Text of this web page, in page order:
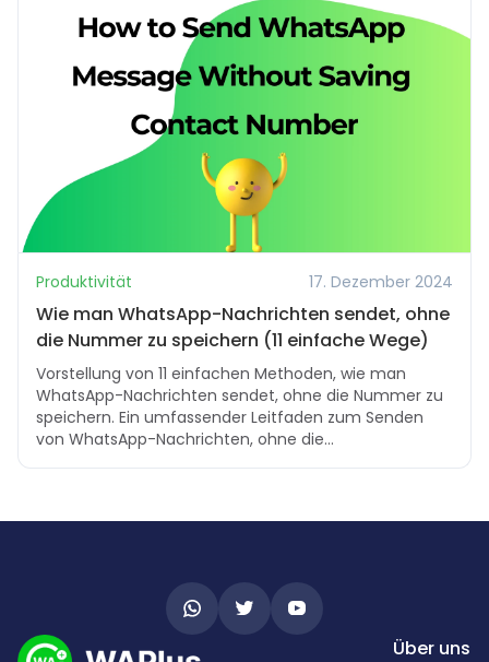
Produktivität 17. Dezember 2024
Wie man WhatsApp-Nachrichten sendet, ohne
die Nummer zu speichern (11 einfache Wege)
Vorstellung von 11 einfachen Methoden, wie man
WhatsApp-Nachrichten sendet, ohne die Nummer zu
speichern. Ein umfassender Leitfaden zum Senden
von WhatsApp-Nachrichten, ohne die
Über uns